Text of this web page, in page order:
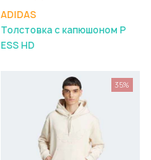
ADIDAS
Толстовка с капюшоном P
ESS HD
35%